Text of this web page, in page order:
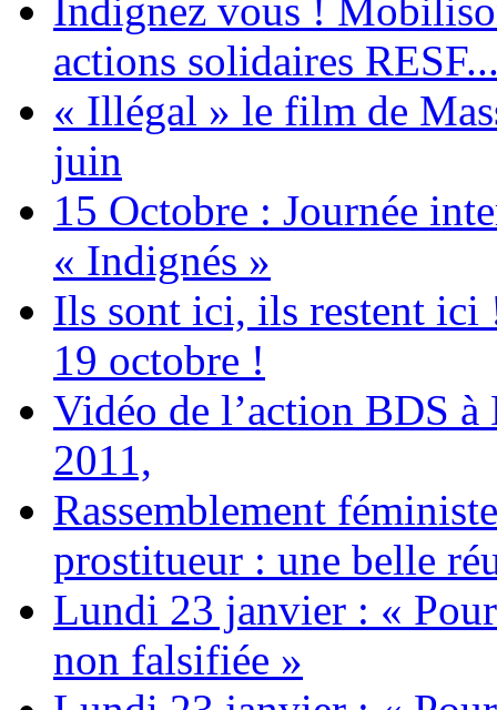
Indignez vous !
actions solidaires
« Illégal » le film de
juin
15 Octobre : Journée
« Indignés »
Ils sont ici, ils restent ici
19 octobre !
Vidéo de l’action BDS
2011,
Rassemblement
prostitueur : une belle
Lundi 23 janvier : «
non falsifiée »